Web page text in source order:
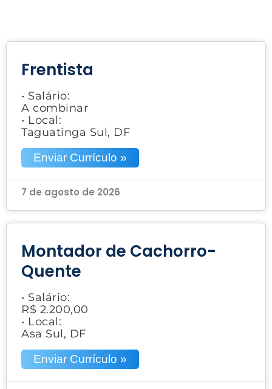
Frentista
• Salário:
A combinar
• Local:
Taguatinga Sul, DF
Enviar Currículo »
7 de agosto de 2026
Montador de Cachorro-
Quente
• Salário:
R$ 2.200,00
• Local:
Asa Sul, DF
Enviar Currículo »